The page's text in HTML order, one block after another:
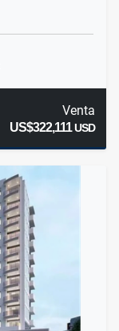
Venta
US$322,111USD